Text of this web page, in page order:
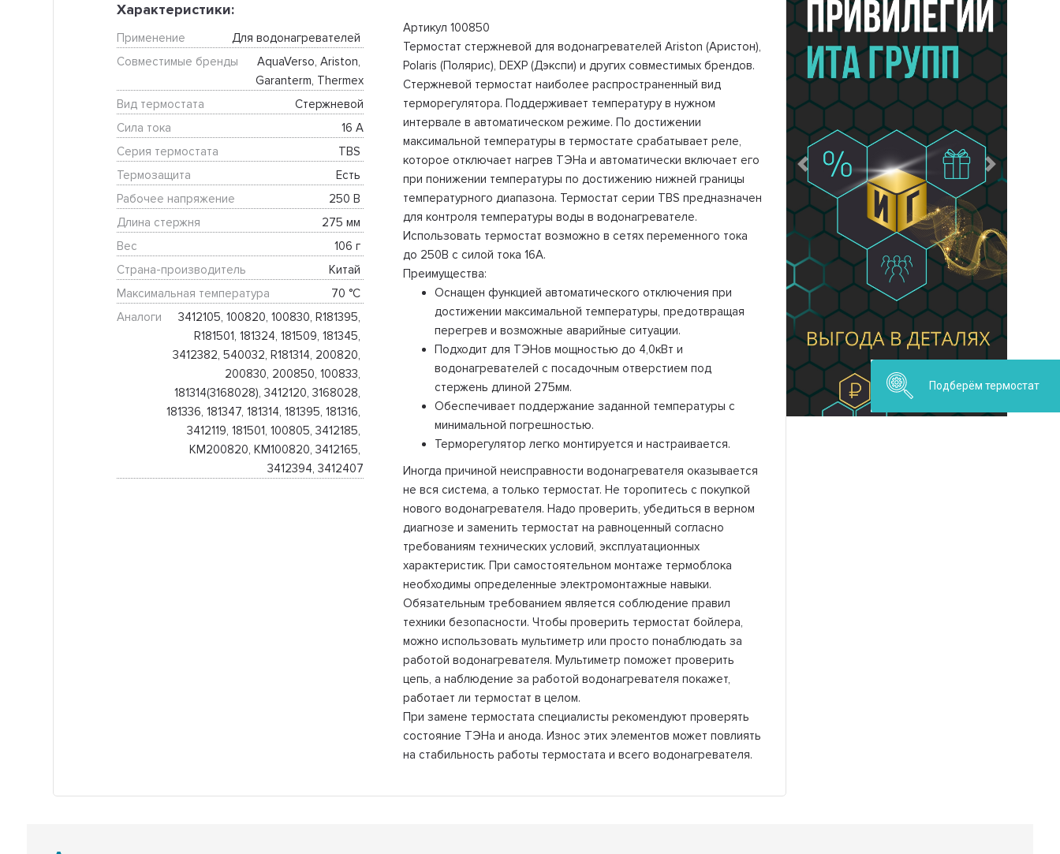
Артикул 100850
Термостат стержневой для водонагревателей Ariston (Аристон),
Polaris (Полярис), DEXP (Дэкспи) и других совместимых брендов.
Стержневой термостат наиболее распространенный вид
терморегулятора. Поддерживает температуру в нужном
интервале в автоматическом режиме. По достижении
максимальной температуры в термостате срабатывает реле,
которое отключает нагрев ТЭНа и автоматически включает его
при понижении температуры по достижению нижней границы
температурного диапазона. Термостат серии TBS предназначен
для контроля температуры воды в водонагревателе.
Использовать термостат возможно в сетях переменного тока
до 250В с силой тока 16А.
Преимущества:
Оснащен функцией автоматического отключения при
достижении максимальной температуры, предотвращая
перегрев и возможные аварийные ситуации.
Подходит для ТЭНов мощностью до 4,0кВт и
водонагревателей с посадочным отверстием под
стержень длиной 275мм.
Обеспечивает поддержание заданной температуры с
минимальной погрешностью.
Терморегулятор легко монтируется и настраивается.
Иногда причиной неисправности водонагревателя оказывается
не вся система, а только термостат. Не торопитесь с покупкой
нового водонагревателя. Надо проверить, убедиться в верном
диагнозе и заменить термостат на равноценный согласно
требованиям технических условий, эксплуатационных
характеристик. При самостоятельном монтаже термоблока
необходимы определенные электромонтажные навыки.
Обязательным требованием является соблюдение правил
техники безопасности. Чтобы проверить термостат бойлера,
можно использовать мультиметр или просто понаблюдать за
работой водонагревателя. Мультиметр поможет проверить
цепь, а наблюдение за работой водонагревателя покажет,
работает ли термостат в целом.
При замене термостата специалисты рекомендуют проверять
состояние ТЭНа и анода. Износ этих элементов может повлиять
на стабильность работы термостата и всего водонагревателя.
Характеристики:
Применение
Для водонагревателей
Совместимые бренды
AquaVerso, Ariston,
Garanterm, Thermex
Вид термостата
Стержневой
Сила тока
16 А
Серия термостата
TBS
Термозащита
Есть
Рабочее напряжение
250 В
Длина стержня
275 мм
Вес
106 г
Страна-производитель
Китай
Максимальная температура
70 °C
Аналоги
3412105, 100820, 100830, R181395,
R181501, 181324, 181509, 181345,
3412382, 540032, R181314, 200820,
200830, 200850, 100833,
181314(3168028), 3412120, 3168028,
181336, 181347, 181314, 181395, 181316,
3412119, 181501, 100805, 3412185,
KM200820, KM100820, 3412165,
3412394, 3412407
Предыдущий Следующий
Подберём термостат